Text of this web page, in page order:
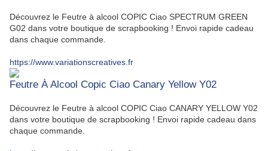
Découvrez le Feutre à alcool COPIC Ciao SPECTRUM GREEN
G02 dans votre boutique de scrapbooking ! Envoi rapide cadeau
dans chaque commande.
https://www.variationscreatives.fr
Feutre À Alcool Copic Ciao Canary Yellow Y02
Découvrez le Feutre à alcool COPIC Ciao CANARY YELLOW Y02
dans votre boutique de scrapbooking ! Envoi rapide cadeau dans
chaque commande.